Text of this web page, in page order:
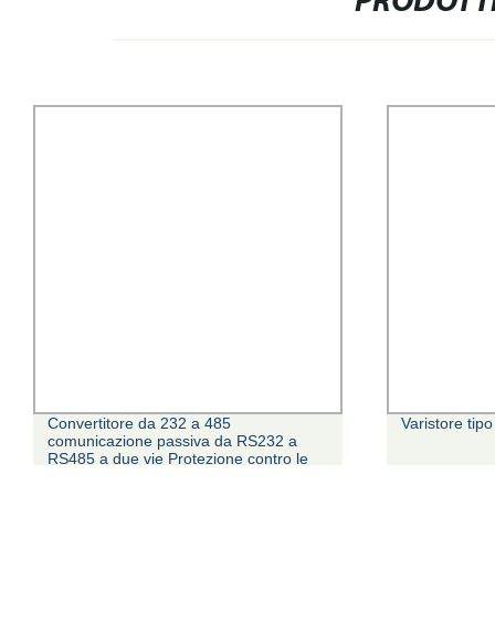
Convertitore da 232 a 485
comunicazione passiva da RS232 a
RS485 a due vie Protezione contro le
Varistore